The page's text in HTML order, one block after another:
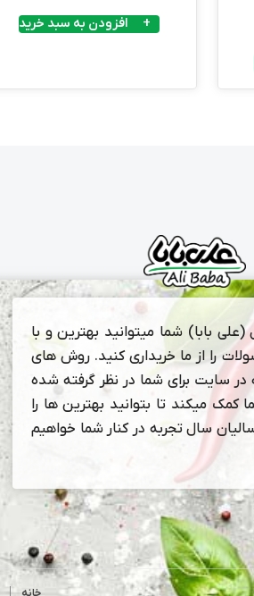
افزودن به سبد خرید
بابا) شما میتوانید بهترین و با
را از ما خریداری کنید. روش های
در سایت برای شما در نظر گرفته شده
میکند تا بتوانید بهترین ها را
سال تجربه در کنار شما خواهیم